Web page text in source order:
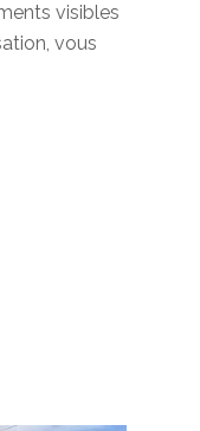
visibles
vous